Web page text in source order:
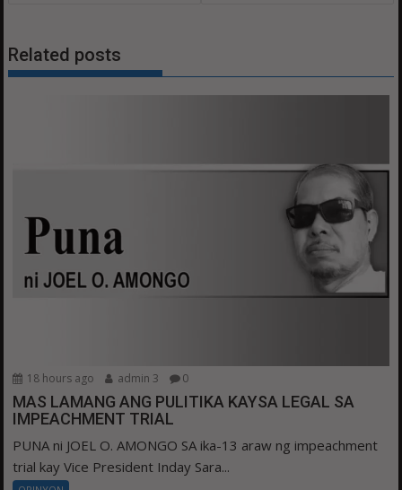
Related posts
18 hours ago admin 3 0
MAS LAMANG ANG PULITIKA KAYSA LEGAL SA
IMPEACHMENT TRIAL
PUNA ni JOEL O. AMONGO SA ika-13 araw ng impeachment
trial kay Vice President Inday Sara...